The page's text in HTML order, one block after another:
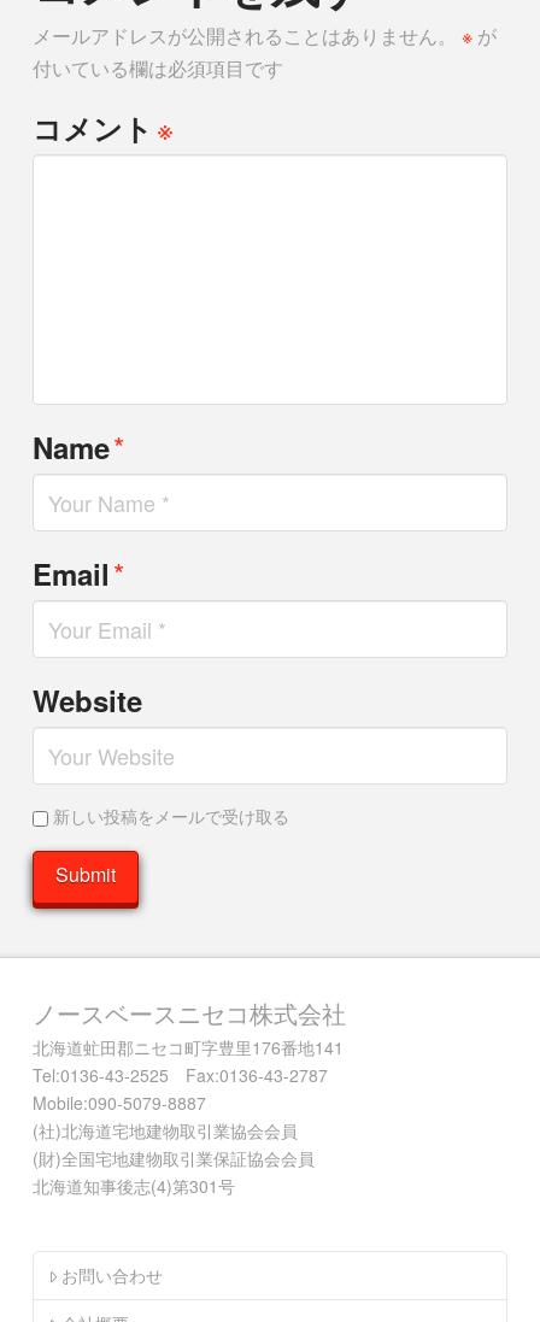
メールアドレスが公開されることはありません。 ※が
付いている欄は必須項目です
コメント※
Name*
Email*
Website
新しい投稿をメールで受け取る
ノースベースニセコ株式会社
北海道虻田郡ニセコ町字豊里176番地141
Tel:0136-43-2525 Fax:0136-43-2787
Mobile:090-5079-8887
(社)北海道宅地建物取引業協会会員
(財)全国宅地建物取引業保証協会会員
北海道知事後志(4)第301号
お問い合わせ